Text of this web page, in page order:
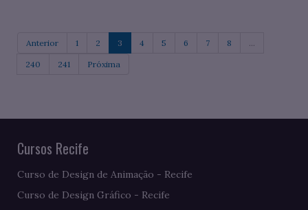
Anterior 1 2 3 4 5 6 7 8 ...
240 241 Próxima
Cursos Recife
Curso de Design de Animação - Recife
Curso de Design Gráfico - Recife